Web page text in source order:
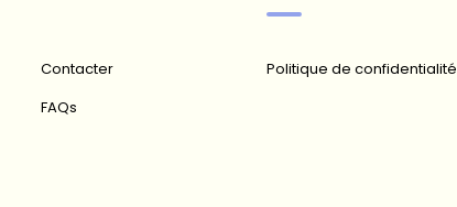
Contacter
FAQs
Politique de confidentialité